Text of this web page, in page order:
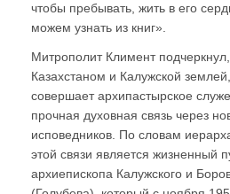
чтобы пребывать, жить в его
можем узнать из книг».
Митрополит Климент
Казахстаном и Калужской
совершает архипастырское
прочная духовная связь через
исповедников. По словам
этой связи является жизненный
архиепископа Калужского и